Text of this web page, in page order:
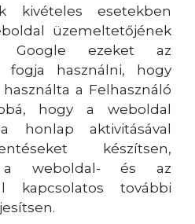
kivételes esetekben
üzemeltetőjének
Google ezeket az
fogja használni, hogy
a Felhasználó
hogy a weboldal
honlap aktivitásával
készítsen,
a weboldal- és az
kapcsolatos további